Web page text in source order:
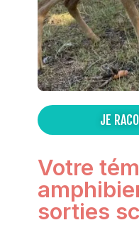
JE
Votre
sorties